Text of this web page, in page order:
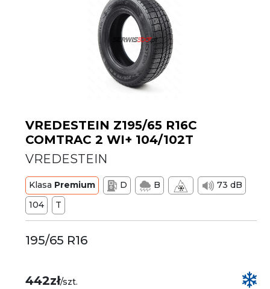
VREDESTEIN Z195/65 R16C
COMTRAC 2 WI+ 104/102T
VREDESTEIN
Klasa Premium D B
73 dB
104
T
195/65 R16
442zł/szt.